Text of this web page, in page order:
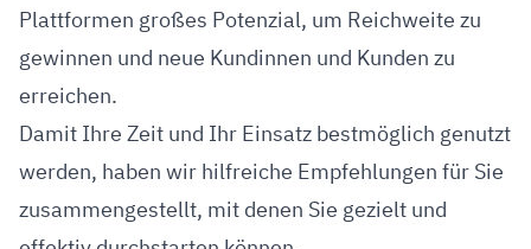
Plattformen großes Potenzial, um Reichweite zu
gewinnen und neue Kundinnen und Kunden zu
erreichen.
Damit Ihre Zeit und Ihr Einsatz bestmöglich genutzt
werden, haben wir hilfreiche Empfehlungen für Sie
zusammengestellt, mit denen Sie gezielt und